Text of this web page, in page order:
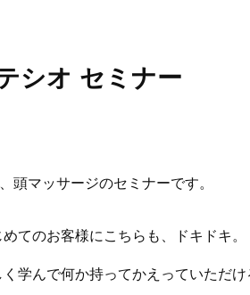
シオ セミナー
頭マッサージのセミナーです。
めてのお客様にこちらも、ドキドキ。
く学んで何か持ってかえっていただ